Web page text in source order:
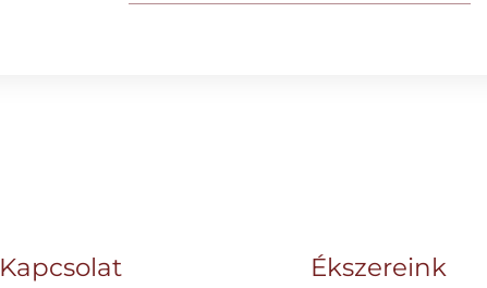
Kapcsolat Ékszereink